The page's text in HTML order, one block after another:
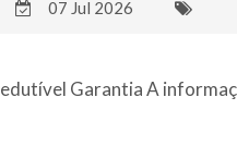
07 Jul 2026
Garantia A